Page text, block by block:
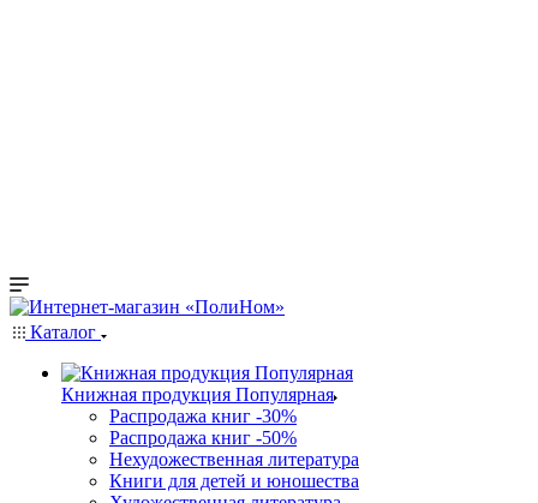
Каталог
Книжная продукция Популярная
Распродажа книг -30%
Распродажа книг -50%
Нехудожественная литература
Книги для детей и юношества